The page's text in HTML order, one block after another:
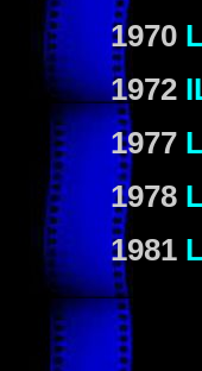
1970
1972
1977
1978
1981